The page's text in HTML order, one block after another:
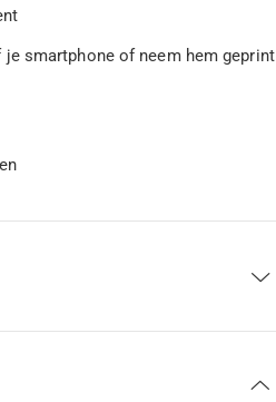
smartphone of neem hem geprint